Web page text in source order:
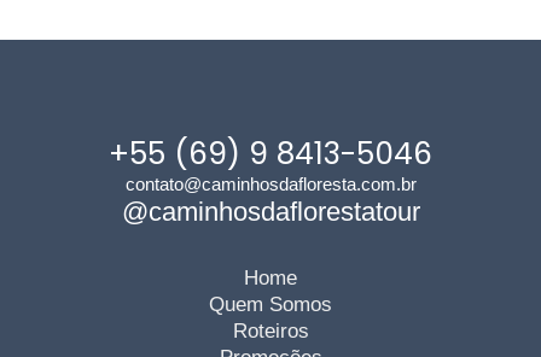
+55 (69) 9 8413-5046
contato@caminhosdafloresta.com.br
@caminhosdaflorestatour
Home
Quem Somos
Roteiros